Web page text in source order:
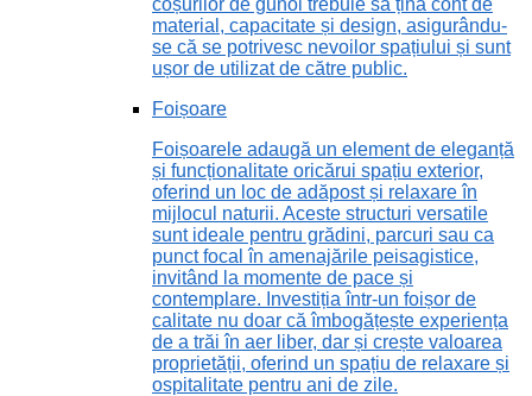
coșurilor de gunoi trebuie să țină cont de
material, capacitate și design, asigurându-
se că se potrivesc nevoilor spațiului și sunt
ușor de utilizat de către public.
Foișoare
Foișoarele adaugă un element de eleganță
și funcționalitate oricărui spațiu exterior,
oferind un loc de adăpost și relaxare în
mijlocul naturii. Aceste structuri versatile
sunt ideale pentru grădini, parcuri sau ca
punct focal în amenajările peisagistice,
invitând la momente de pace și
contemplare. Investiția într-un foișor de
calitate nu doar că îmbogățește experiența
de a trăi în aer liber, dar și crește valoarea
proprietății, oferind un spațiu de relaxare și
ospitalitate pentru ani de zile.